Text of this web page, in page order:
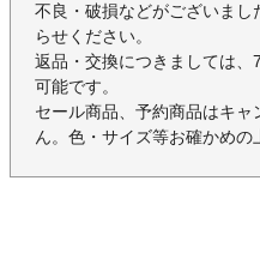
不良・破損などがございま
らせください。
返品・交換につきましては、
可能です。
セール商品、予約商品はキ
ん。色・サイズ等お確かめの